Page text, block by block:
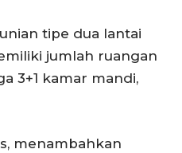
tipe dua lantai
jumlah ruangan
3+1 kamar mandi,
menambahkan